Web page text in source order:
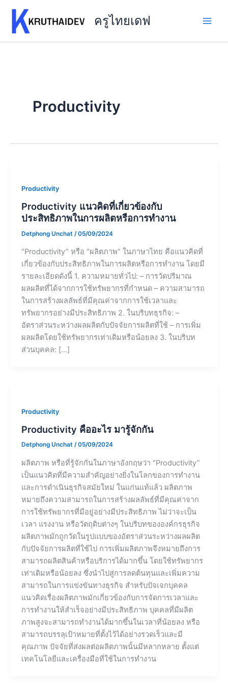
content
ครูไทยเดฟ
Productivity
Productivity
Productivity แนวคิดที่เกี่ยวข้องกับ
ประสิทธิภาพในการผลิตหรือการทำงาน
Detphong Unchat /05/09/2024
“Productivity” หรือ “ผลิตภาพ” ในภาษาไทย คือแนวคิดที่
เกี่ยวข้องกับประสิทธิภาพในการผลิตหรือการทำงาน โดยมี
รายละเอียดดังนี้ 1. ความหมายทั่วไป: – การวัดปริมาณ
ผลผลิตที่ได้จากการใช้ทรัพยากรที่กำหนด – ความสามารถ
ในการสร้างผลลัพธ์ที่มีคุณค่าจากการใช้เวลาและ
ทรัพยากรอย่างมีประสิทธิภาพ 2. ในบริบทธุรกิจ: –
อัตราส่วนระหว่างผลผลิตกับปัจจัยการผลิตที่ใช้ – การเพิ่ม
ผลผลิตโดยใช้ทรัพยากรเท่าเดิมหรือน้อยลง 3. ในบริบท
ส่วนบุคคล: […]
Productivity
Productivity คืออะไร มารู้จักกัน
Detphong Unchat /05/09/2024
ผลิตภาพ หรือที่รู้จักกันในภาษาอังกฤษว่า “Productivity”
เป็นแนวคิดที่มีความสำคัญอย่างยิ่งในโลกของการทำงาน
และการดำเนินธุรกิจสมัยใหม่ ในแก่นแท้แล้ว ผลิตภาพ
หมายถึงความสามารถในการสร้างผลลัพธ์ที่มีคุณค่าจาก
การใช้ทรัพยากรที่มีอยู่อย่างมีประสิทธิภาพ ไม่ว่าจะเป็น
เวลา แรงงาน หรือวัตถุดิบต่างๆ ในบริบทขององค์กรธุรกิจ
ผลิตภาพมักถูกวัดในรูปแบบของอัตราส่วนระหว่างผลผลิต
กับปัจจัยการผลิตที่ใช้ไป การเพิ่มผลิตภาพจึงหมายถึงการ
สามารถผลิตสินค้าหรือบริการได้มากขึ้น โดยใช้ทรัพยากร
เท่าเดิมหรือน้อยลง ซึ่งนำไปสู่การลดต้นทุนและเพิ่มความ
สามารถในการแข่งขันทางธุรกิจ สำหรับปัจเจกบุคคล
แนวคิดเรื่องผลิตภาพมักเกี่ยวข้องกับการจัดการเวลาและ
การทำงานให้สำเร็จอย่างมีประสิทธิภาพ บุคคลที่มีผลิต
ภาพสูงจะสามารถทำงานได้มากขึ้นในเวลาที่น้อยลง หรือ
สามารถบรรลุเป้าหมายที่ตั้งไว้ได้อย่างรวดเร็วและมี
คุณภาพ ปัจจัยที่ส่งผลต่อผลิตภาพนั้นมีหลากหลาย ตั้งแต่
เทคโนโลยีและเครื่องมือที่ใช้ในการทำงาน